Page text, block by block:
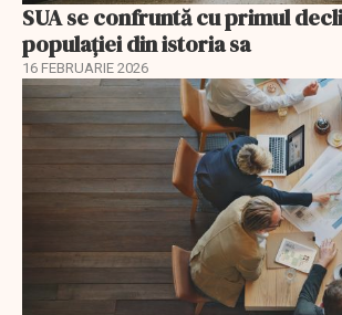
SUA se confruntă cu primul
populației din istoria sa
16 FEBRUARIE 2026